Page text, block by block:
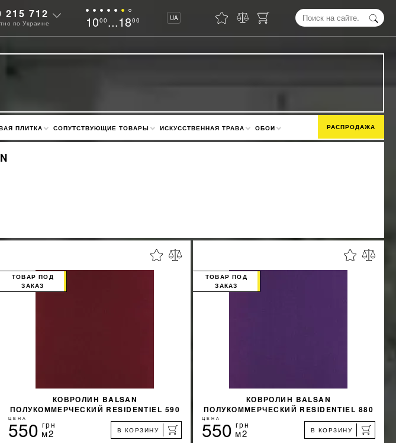
215 712
по Украине 1000 ...1800 UA
ПЛИТКА СОПУТСТВУЮЩИЕ ТОВАРЫ ИСКУССТВЕННАЯ ТРАВА ОБОИ РАСПРОДАЖА
КОВРОЛИН BALSAN
ПОЛУКОММЕРЧЕСКИЙ RESIDENTIEL 590
БОРДОВЫЙ
ТОВАР ПОД
ЗАКАЗ
ЦЕНА
550 грн
м2 В КОРЗИНУ
КОВРОЛИН BALSAN
ПОЛУКОММЕРЧЕСКИЙ RESIDENTIEL 880
ФИОЛЕТОВЫЙ
ТОВАР ПОД
ЗАКАЗ
ЦЕНА
550 грн
м2 В КОРЗИНУ